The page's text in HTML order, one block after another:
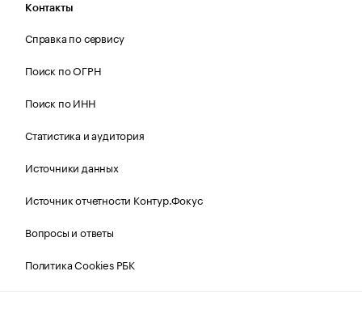
Контакты
Справка по сервису
Поиск по ОГРН
Поиск по ИНН
Статистика и аудитория
Источники данных
Источник отчетности Контур.Фокус
Вопросы и ответы
Политика Cookies РБК